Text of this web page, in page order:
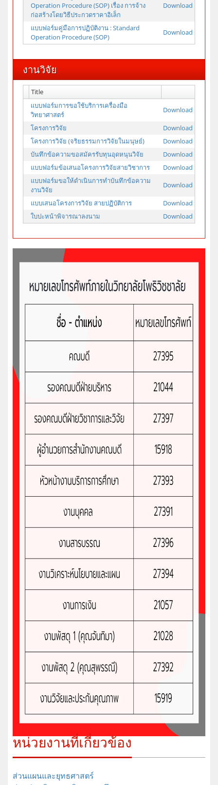
Operation Procedure (SOP) เรื่อง การจ้าง
ก่อสร้างโดยวิธีประกวดราคาอิเล็ก
Download
แบบฟอร์มคู่มือการปฏิบัติงาน : Standard
Operation Procedure (SOP)
Download
งานวิจัย
Title
เเบบฟอร์มการขอใช้บริการเครื่องมือ
วิทยาศาสตร์
Download
โครงการวิจัย
Download
โครงการวิจัย (จริยธรรมการวิจัยในมนุษย์)
Download
บันทึกข้อความขอสมัครรับทุนอุดหนุนวิจัย
Download
แบบฟอร์มข้อเสนอโครงการวิจัยสายวิชาการ
Download
แบบฟอร์มขอให้ดำเนินการทำบันทึกข้อความ
งานวิจัย
Download
แบบเสนอโครงการวิจัย สายปฏิบัติการ
Download
ใบปะหน้าพิจารณาลงนาม
Download
หน่วยงานที่เกี่ยวข้อง
ส่วนแผนและยุทธศาสตร์